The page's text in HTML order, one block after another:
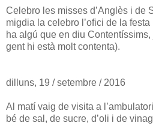
Celebro les misses d’Anglès i de
migdia la celebro l’ofici de la
ha algú que en diu
gent hi està molt contenta).
dilluns, 19 / setembre / 2016
Al matí vaig de visita a
bé de sal, de sucre, d’oli i de